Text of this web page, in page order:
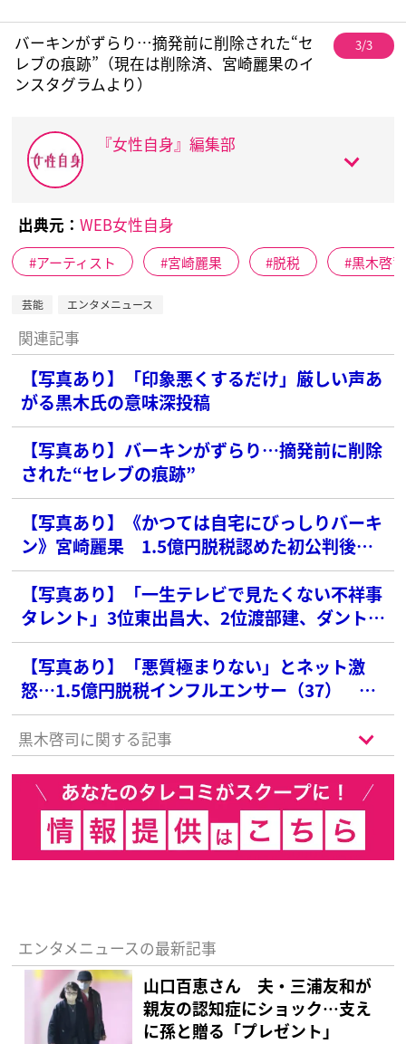
バーキンがずらり…摘発前に削除された“セ
レブの痕跡”（現在は削除済、宮崎麗果のイ
ンスタグラムより）
3/3
『女性自身』編集部
出典元： WEB女性自身
アーティスト 宮崎麗果 脱税 黒木啓司
芸能 エンタメニュース
関連記事
【写真あり】「印象悪くするだけ」厳しい声あ
がる黒木氏の意味深投稿
【写真あり】バーキンがずらり…摘発前に削除
された“セレブの痕跡”
【写真あり】《かつては自宅にびっしりバーキ
ン》宮崎麗果 1.5億円脱税認めた初公判後
に“フリマ出品準備”報道…豪華絢爛な“セレブ
生活”も終焉か
【写真あり】「一生テレビで見たくない不祥事
タレント」3位東出昌大、2位渡部建、ダントツ
1位の俳優は？
【写真あり】「悪質極まりない」とネット激
怒…1.5億円脱税インフルエンサー（37） 元
参院議員の父・白眞勲氏は「一切のコメントを
差し控えるよう指示を受けている」
黒木啓司に関する記事
エンタメニュースの最新記事
山口百恵さん 夫・三浦友和が
親友の認知症にショック…支え
に孫と贈る「プレゼント」